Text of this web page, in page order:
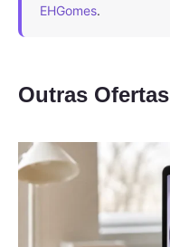
EHGomes.
Outras Ofertas